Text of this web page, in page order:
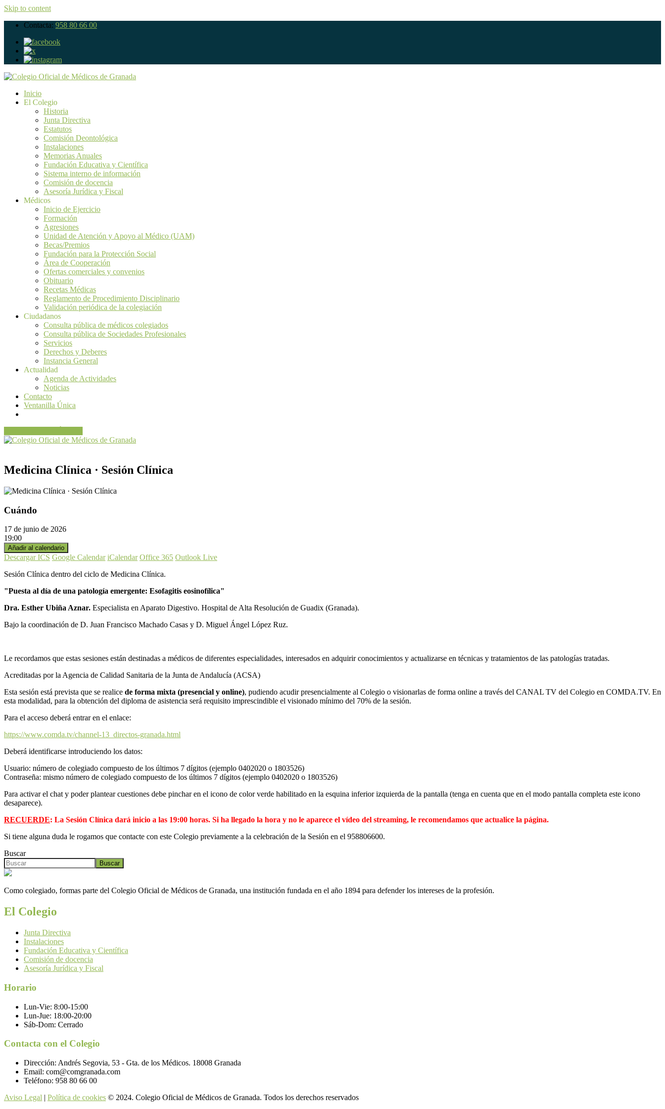
Skip to content
Contacta: 958 80 66 00
Inicio
El Colegio
Historia
Junta Directiva
Estatutos
Comisión Deontológica
Instalaciones
Memorias Anuales
Fundación Educativa y Científica
Sistema interno de información
Comisión de docencia
Asesoría Jurídica y Fiscal
Médicos
Inicio de Ejercicio
Formación
Agresiones
Unidad de Atención y Apoyo al Médico (UAM)
Becas/Premios
Fundación para la Protección Social
Área de Cooperación
Ofertas comerciales y convenios
Obituario
Recetas Médicas
Reglamento de Procedimiento Disciplinario
Validación periódica de la colegiación
Ciudadanos
Consulta pública de médicos colegiados
Consulta pública de Sociedades Profesionales
Servicios
Derechos y Deberes
Instancia General
Actualidad
Agenda de Actividades
Noticias
Contacto
Ventanilla Única
Medicina Clínica · Sesión Clínica
Cuándo
17 de junio de 2026
19:00
Añadir al calendario
Descargar ICS Google Calendar iCalendar Office 365 Outlook Live
Sesión Clínica dentro del ciclo de Medicina Clínica.
"Puesta al día de una patología emergente: Esofagitis eosinofílica"
Dra. Esther Ubiña Aznar. Especialista en Aparato Digestivo. Hospital de Alta Resolución de Guadix (Granada).
Bajo la coordinación de D. Juan Francisco Machado Casas y D. Miguel Ángel López Ruz.
Le recordamos que estas sesiones están destinadas a médicos de diferentes especialidades, interesados en adquirir conocimientos y actualizarse en técnicas y tratamientos de las patologías tratadas.
Acreditadas por la Agencia de Calidad Sanitaria de la Junta de Andalucía (ACSA)
Esta sesión está prevista que se realice de forma mixta (presencial y online), pudiendo acudir presencialmente al Colegio o visionarlas de forma online a través del CANAL TV del Colegio en COMDA.TV. En
esta modalidad, para la obtención del diploma de asistencia será requisito imprescindible el visionado mínimo del 70% de la sesión.
Para el acceso deberá entrar en el enlace:
https://www.comda.tv/channel-13_directos-granada.html
Deberá identificarse introduciendo los datos:
Usuario: número de colegiado compuesto de los últimos 7 dígitos (ejemplo 0402020 o 1803526)
Contraseña: mismo número de colegiado compuesto de los últimos 7 dígitos (ejemplo 0402020 o 1803526)
Para activar el chat y poder plantear cuestiones debe pinchar en el icono de color verde habilitado en la esquina inferior izquierda de la pantalla (tenga en cuenta que en el modo pantalla completa este icono
desaparece).
RECUERDE: La Sesión Clínica dará inicio a las 19:00 horas. Si ha llegado la hora y no le aparece el vídeo del streaming, le recomendamos que actualice la página.
Si tiene alguna duda le rogamos que contacte con este Colegio previamente a la celebración de la Sesión en el 958806600.
Buscar
Buscar
Como colegiado, formas parte del Colegio Oficial de Médicos de Granada, una institución fundada en el año 1894 para defender los intereses de la profesión.
El Colegio
Junta Directiva
Instalaciones
Fundación Educativa y Científica
Comisión de docencia
Asesoría Jurídica y Fiscal
Horario
Lun-Vie: 8:00-15:00
Lun-Jue: 18:00-20:00
Sáb-Dom: Cerrado
Contacta con el Colegio
Dirección: Andrés Segovia, 53 - Gta. de los Médicos. 18008 Granada
Email: com@comgranada.com
Teléfono: 958 80 66 00
Aviso Legal | Política de cookies © 2024. Colegio Oficial de Médicos de Granada. Todos los derechos reservados